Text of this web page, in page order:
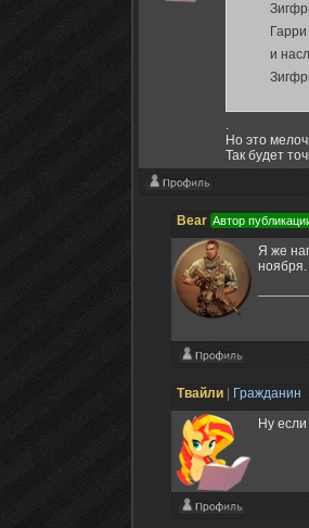
и
.
Но это
Так будет
Bear Автор
Я же
ноября.
Твайли Гражданин
Ну